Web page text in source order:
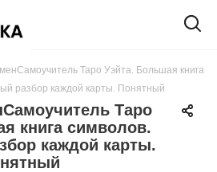
Таро Уэйта. Большая книга
разбор каждой карты. Понятный
Таро
книга символов.
каждой карты.